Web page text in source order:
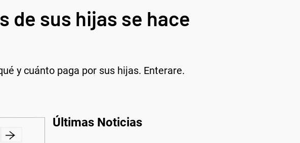
de sus hijas se hace
y cuánto paga por sus hijas. Enterare.
Últimas Noticias